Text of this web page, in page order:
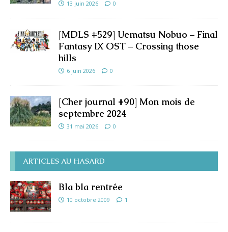
13 juin 2026 0
[MDLS #529] Uematsu Nobuo – Final
Fantasy IX OST – Crossing those
hills
6 juin 2026 0
[Cher journal #90] Mon mois de
septembre 2024
31 mai 2026 0
ARTICLES AU HASARD
Bla bla rentrée
10 octobre 2009 1